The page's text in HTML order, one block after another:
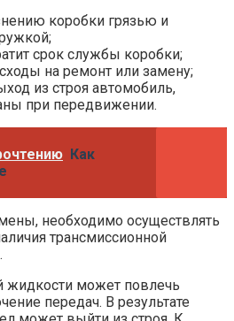
коробки грязью и
срок службы коробки;
на ремонт или замену;
из строя автомобиль,
при передвижении.
Как
необходимо осуществлять
трансмиссионной
жидкости может повлечь
передач. В результате